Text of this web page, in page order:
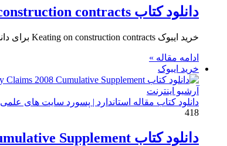
دانلود کتاب Keating on construction contracts
خرید ایبوک Keating on construction contracts برای دانلود ایبوک Keating on construction contracts و خرید کتاب کیتینگ در قراردادهای ساخت…
ادامه مقاله »
خرید ایبوک
دانلود کتاب مقاله استاندارد | پسورد سایت های علمی
418
دانلود کتاب Construction Scheduling Preparation Liability Claims 2008 Cumulative Supplement